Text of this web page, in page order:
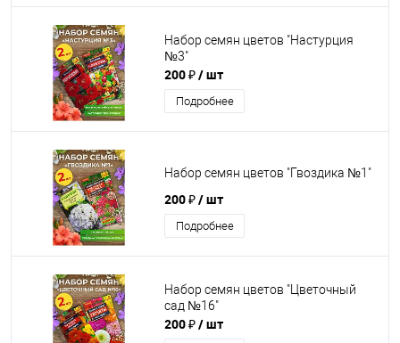
Набор семян цветов "Настурция
№3"
200 ₽/ шт
Подробнее
Набор семян цветов "Гвоздика №1"
200 ₽/ шт
Подробнее
Набор семян цветов "Цветочный
сад №16"
200 ₽/ шт